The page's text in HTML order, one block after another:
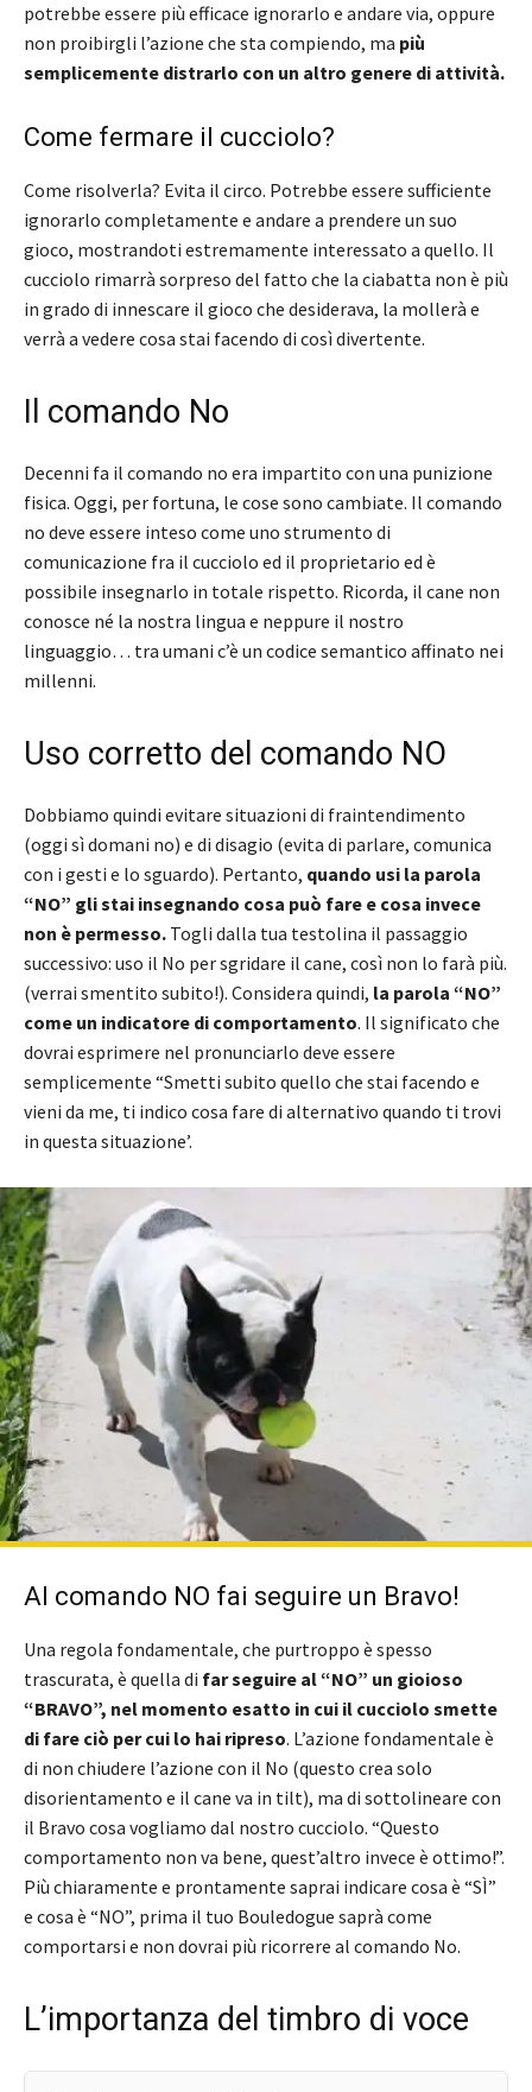
potrebbe essere più efficace ignorarlo e andare via, oppure
non proibirgli l’azione che sta compiendo, ma più
semplicemente distrarlo con un altro genere di attività.
Come fermare il cucciolo?
Come risolverla? Evita il circo. Potrebbe essere sufficiente
ignorarlo completamente e andare a prendere un suo
gioco, mostrandoti estremamente interessato a quello. Il
cucciolo rimarrà sorpreso del fatto che la ciabatta non è più
in grado di innescare il gioco che desiderava, la mollerà e
verrà a vedere cosa stai facendo di così divertente.
Il comando No
Decenni fa il comando no era impartito con una punizione
fisica. Oggi, per fortuna, le cose sono cambiate. Il comando
no deve essere inteso come uno strumento di
comunicazione fra il cucciolo ed il proprietario ed è
possibile insegnarlo in totale rispetto. Ricorda, il cane non
conosce né la nostra lingua e neppure il nostro
linguaggio… tra umani c’è un codice semantico affinato nei
millenni.
Uso corretto del comando NO
Dobbiamo quindi evitare situazioni di fraintendimento
(oggi sì domani no) e di disagio (evita di parlare, comunica
con i gesti e lo sguardo). Pertanto, quando usi la parola
“NO” gli stai insegnando cosa può fare e cosa invece
non è permesso. Togli dalla tua testolina il passaggio
successivo: uso il No per sgridare il cane, così non lo farà più.
(verrai smentito subito!). Considera quindi, la parola “NO”
come un indicatore di comportamento. Il significato che
dovrai esprimere nel pronunciarlo deve essere
semplicemente “Smetti subito quello che stai facendo e
vieni da me, ti indico cosa fare di alternativo quando ti trovi
in questa situazione’.
Al comando NO fai seguire un Bravo!
Una regola fondamentale, che purtroppo è spesso
trascurata, è quella di far seguire al “NO” un gioioso
“BRAVO”, nel momento esatto in cui il cucciolo smette
di fare ciò per cui lo hai ripreso. L’azione fondamentale è
di non chiudere l’azione con il No (questo crea solo
disorientamento e il cane va in tilt), ma di sottolineare con
il Bravo cosa vogliamo dal nostro cucciolo. “Questo
comportamento non va bene, quest’altro invece è ottimo!”.
Più chiaramente e prontamente saprai indicare cosa è “SÌ”
e cosa è “NO”, prima il tuo Bouledogue saprà come
comportarsi e non dovrai più ricorrere al comando No.
L’importanza del timbro di voce